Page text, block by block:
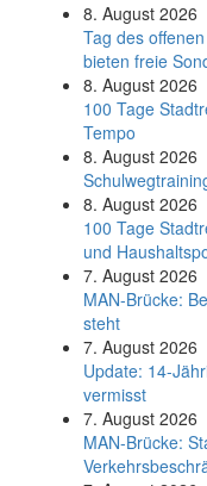
8. August 2026
Tag des
bieten freie
8. August 2026
100 Tage
Tempo
8. August 2026
8. August 2026
100 Tage
und
7. August 2026
MAN-Brücke:
steht
7. August 2026
Update: 14-
vermisst
7. August 2026
MAN-Brücke: